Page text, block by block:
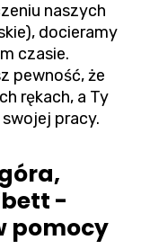
naszych
docieramy
czasie.
pewność, że
rękach, a Ty
pracy.
-
pomocy